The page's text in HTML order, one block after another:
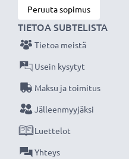
✔ DVD- & bluray-soittimiin
✔ näyttöön, kannettavaan
tietokoneeseen
kaapelilla, suunniteltu
suorituskykyyn ja
Peruuta sopimus
TIETOA SUBTELISTA
Tietoa meistä
Usein kysytyt
Maksu ja toimitus
Jälleenmyyjäksi
Luettelot
Yhteys